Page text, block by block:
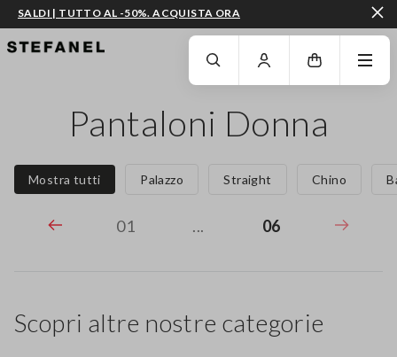
VAI AL CONTENUTO PRINCIPALE SCENDI AL FONDO DELLA PAGINA
SALDI | TUTTO AL -50%. ACQUISTA ORA
Pantaloni Donna
Mostra tutti Palazzo Straight Chino
01 ... 06
Scopri altre nostre categorie